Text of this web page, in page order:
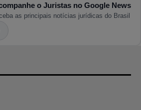
o Juristas no Google News
as principais notícias jurídicas do Brasil